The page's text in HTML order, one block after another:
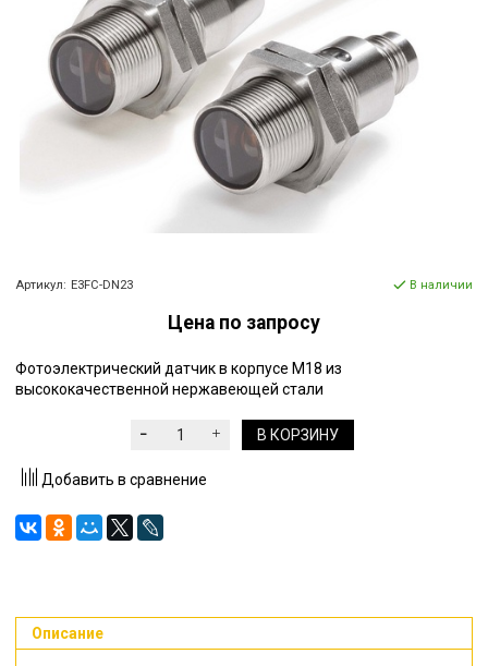
Артикул: E3FC-DN23 В наличии
Цена по запросу
Фотоэлектрический датчик в корпусе M18 из
высококачественной нержавеющей стали
В КОРЗИНУ
Добавить в сравнение
Описание